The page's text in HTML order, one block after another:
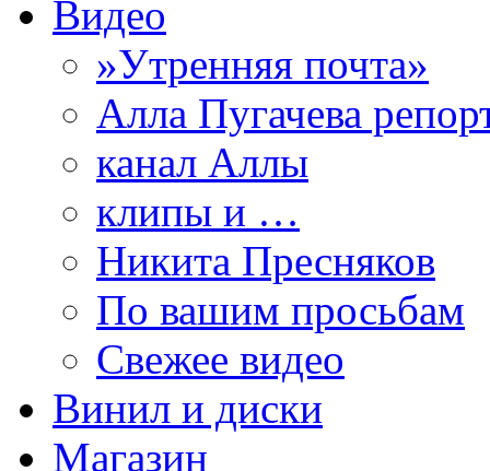
Видео
»Утренняя почта»
Алла Пугачева
канал Аллы
клипы и …
Никита Пресняков
По вашим просьбам
Свежее видео
Винил и диски
Магазин